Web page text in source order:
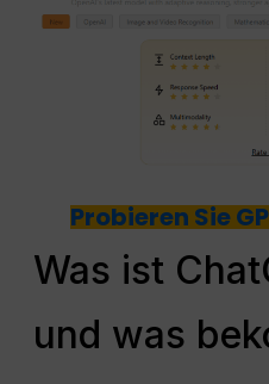
Probieren Sie
Was ist
und was